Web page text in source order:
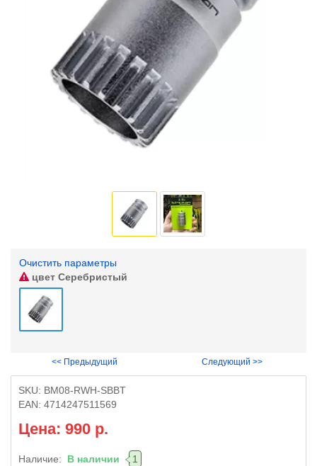
Очистить параметры
цвет Серебристый
<< Предыдущий Следующий >>
SKU: BM08-RWH-SBBT
EAN: 4714247511569
Цена: 990 р.
Наличие: В наличии 1